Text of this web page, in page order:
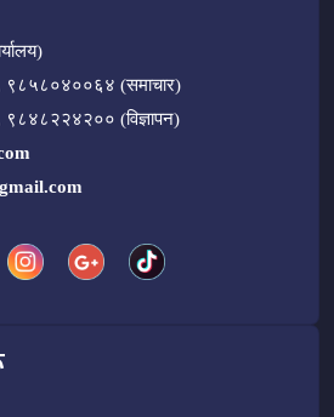
(समाचार)
(विज्ञापन)